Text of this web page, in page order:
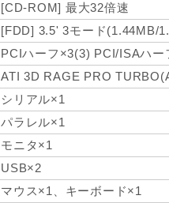
[CD-ROM] 最大32倍速
[FDD] 3.5' 3モード(1.44MB/
PCIハーフ×3(3) PCI/ISAハー
ATI 3D RAGE PRO
シリアル×1
パラレル×1
モニタ×1
USB×2
マウス×1、キーボード×1